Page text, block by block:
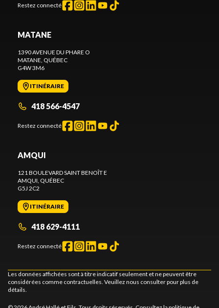
Restez connecté
MATANE
1390 AVENUE DU PHARE O
MATANE, QUÉBEC
G4W 3M6
ITINÉRAIRE
418 566-4547
Restez connecté
AMQUI
121 BOULEVARD SAINT BENOÎT E
AMQUI, QUÉBEC
G5J 2C2
ITINÉRAIRE
418 629-4111
Restez connecté
Les données affichées sont à titre indicatif seulement et ne peuvent être
considérées comme contractuelles. Veuillez nous consulter pour plus de
détails.